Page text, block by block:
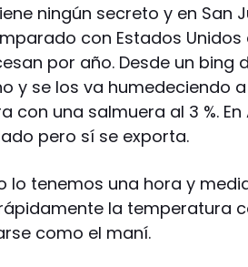
ningún secreto y en San
con Estados
por año. Desde un bing
y se los va humedeciendo
con una salmuera al 3 %.
pero sí se exporta.
lo tenemos una hora y
la temperatura
como el maní.